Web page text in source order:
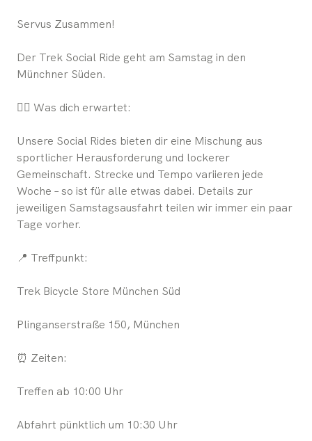
Servus Zusammen!
Der Trek Social Ride geht am Samstag in den
Münchner Süden.
🚴‍♀️ Was dich erwartet:
Unsere Social Rides bieten dir eine Mischung aus
sportlicher Herausforderung und lockerer
Gemeinschaft. Strecke und Tempo variieren jede
Woche – so ist für alle etwas dabei. Details zur
jeweiligen Samstagsausfahrt teilen wir immer ein paar
Tage vorher.
📍 Treffpunkt:
Trek Bicycle Store München Süd
Plinganserstraße 150, München
⏰ Zeiten:
Treffen ab 10:00 Uhr
Abfahrt pünktlich um 10:30 Uhr